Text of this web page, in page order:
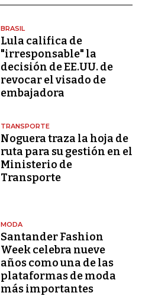
BRASIL
Lula califica de
"irresponsable" la
decisión de EE.UU. de
revocar el visado de
embajadora
TRANSPORTE
Noguera traza la hoja de
ruta para su gestión en el
Ministerio de
Transporte
MODA
Santander Fashion
Week celebra nueve
años como una de las
plataformas de moda
más importantes